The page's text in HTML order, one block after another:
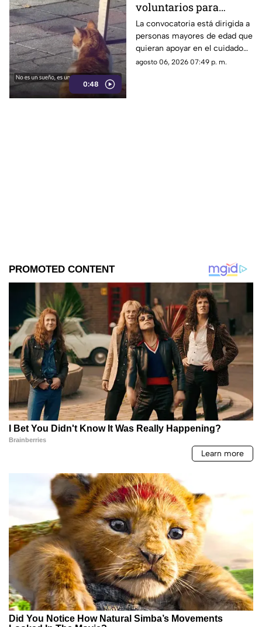
0:48
voluntarios para
cuidar gatos en una
isla de Grecia
La convocatoria está dirigida a
personas mayores de edad que
quieran apoyar en el cuidado
de gatos rescatados mientras
agosto 06, 2026 07:49 p. m.